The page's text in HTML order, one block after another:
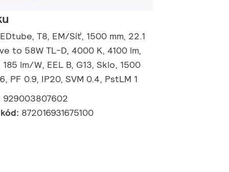
T8, EM/Síť, 1500 mm, 22.1
to 58W TL-D, 4000 K, 4100 lm,
lm/W, EEL B, G13, Sklo, 1500
PF 0.9, IP20, SVM 0.4, PstLM 1
929003807602
872016931675100